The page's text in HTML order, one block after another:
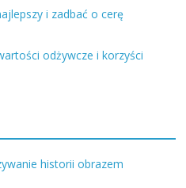
i zadbać o cerę
odżywcze i korzyści
historii obrazem